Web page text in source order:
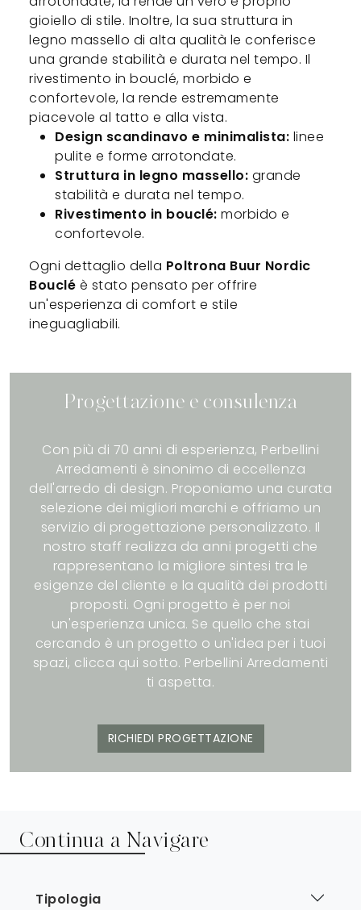
gioiello di stile. Inoltre, la sua struttura in
legno massello di alta qualità le conferisce
una grande stabilità e durata nel tempo. Il
rivestimento in bouclé, morbido e
confortevole, la rende estremamente
piacevole al tatto e alla vista.
Design scandinavo e minimalista: linee
pulite e forme arrotondate.
Struttura in legno massello: grande
stabilità e durata nel tempo.
Rivestimento in bouclé: morbido e
confortevole.
Ogni dettaglio della Poltrona Buur Nordic
Bouclé è stato pensato per offrire
un'esperienza di comfort e stile
ineguagliabili.
Progettazione e consulenza
Con più di 70 anni di esperienza, Perbellini
Arredamenti è sinonimo di eccellenza
dell'arredo di design. Proponiamo una curata
selezione dei migliori marchi e offriamo un
servizio di progettazione personalizzato. Il
nostro staff realizza da anni progetti che
rappresentano la migliore sintesi tra le
esigenze del cliente e la qualità dei prodotti
proposti. Ogni progetto è per noi
un'esperienza unica. Se quello che stai
cercando è un progetto o un'idea per i tuoi
spazi, clicca qui sotto. Perbellini Arredamenti
ti aspetta.
RICHIEDI PROGETTAZIONE
Continua a Navigare
Tipologia